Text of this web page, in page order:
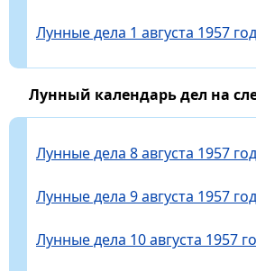
Лунные дела 1 августа 1957
Лунный календарь дел на
Лунные дела 8 августа 1957
Лунные дела 9 августа 1957
Лунные дела 10 августа 1957